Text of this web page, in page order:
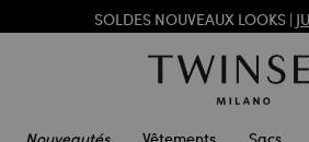
SOLDES NOUVEAUX LOOKS |